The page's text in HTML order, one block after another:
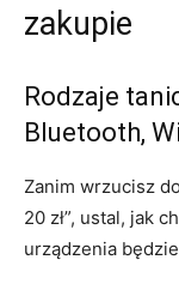
zakupie
Rodzaje
Bluetooth,
Zanim wrzucisz
20 zł”, ustal, jak
urządzenia